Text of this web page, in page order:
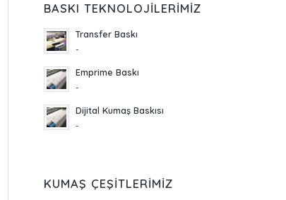
BASKI TEKNOLOJILERIMIZ
Transfer Baskı
-
Emprime Baskı
-
Dijital Kumaş Baskısı
-
KUMAŞ ÇEŞITLERIMIZ